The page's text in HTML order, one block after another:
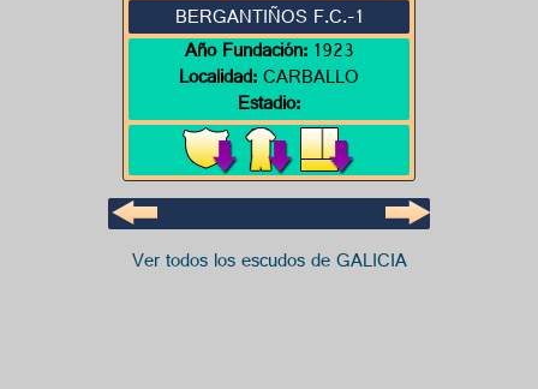
BERGANTIÑOS F.C.-1
Año Fundación:1923
Localidad:CARBALLO
Estadio:
Ver todos los escudos de GALICIA